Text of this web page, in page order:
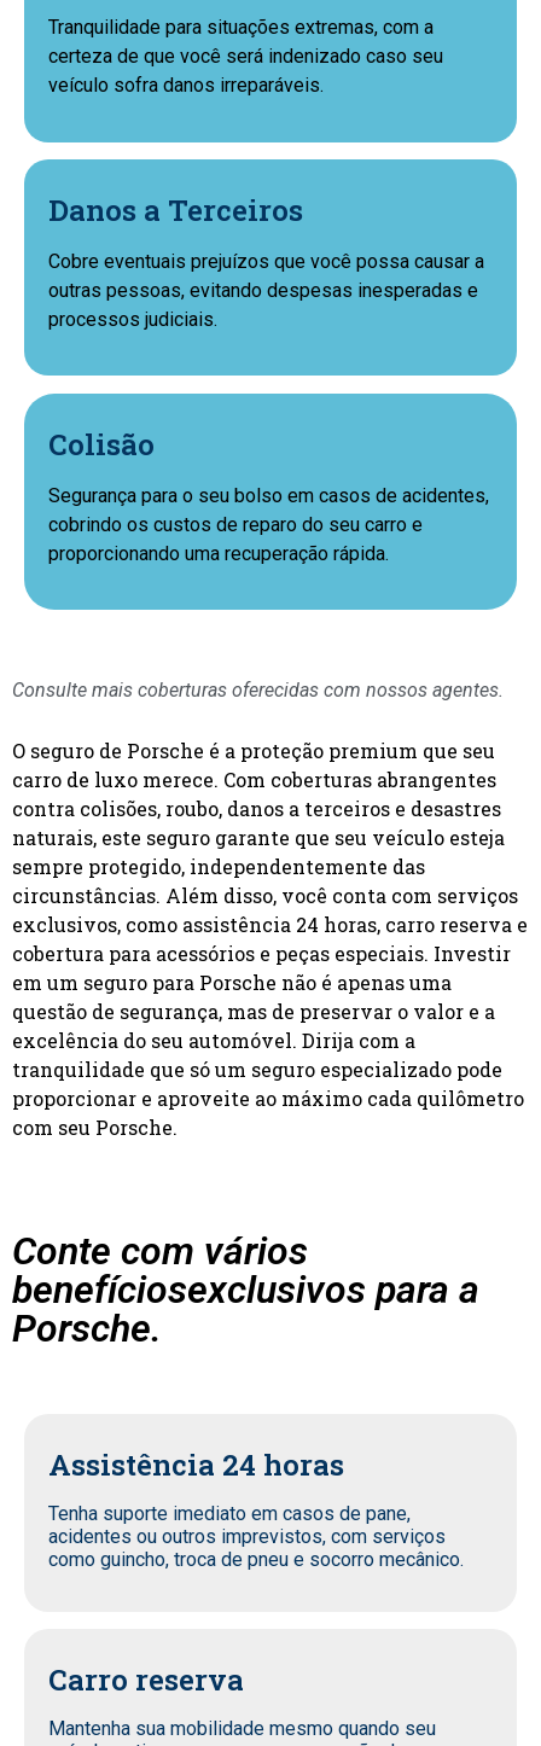
Tranquilidade para situações extremas, com a
certeza de que você será indenizado caso seu
veículo sofra danos irreparáveis.
Danos a Terceiros
Cobre eventuais prejuízos que você possa causar a
outras pessoas, evitando despesas inesperadas e
processos judiciais.
Colisão
Segurança para o seu bolso em casos de acidentes,
cobrindo os custos de reparo do seu carro e
proporcionando uma recuperação rápida.
Consulte mais coberturas oferecidas com nossos agentes.
O seguro de Porsche é a proteção premium que seu
carro de luxo merece. Com coberturas abrangentes
contra colisões, roubo, danos a terceiros e desastres
naturais, este seguro garante que seu veículo esteja
sempre protegido, independentemente das
circunstâncias. Além disso, você conta com serviços
exclusivos, como assistência 24 horas, carro reserva e
cobertura para acessórios e peças especiais. Investir
em um seguro para Porsche não é apenas uma
questão de segurança, mas de preservar o valor e a
excelência do seu automóvel. Dirija com a
tranquilidade que só um seguro especializado pode
proporcionar e aproveite ao máximo cada quilômetro
com seu Porsche.
Conte com vários
benefíciosexclusivos para a
Porsche.
Assistência 24 horas
Tenha suporte imediato em casos de pane,
acidentes ou outros imprevistos, com serviços
como guincho, troca de pneu e socorro mecânico.
Carro reserva
Mantenha sua mobilidade mesmo quando seu